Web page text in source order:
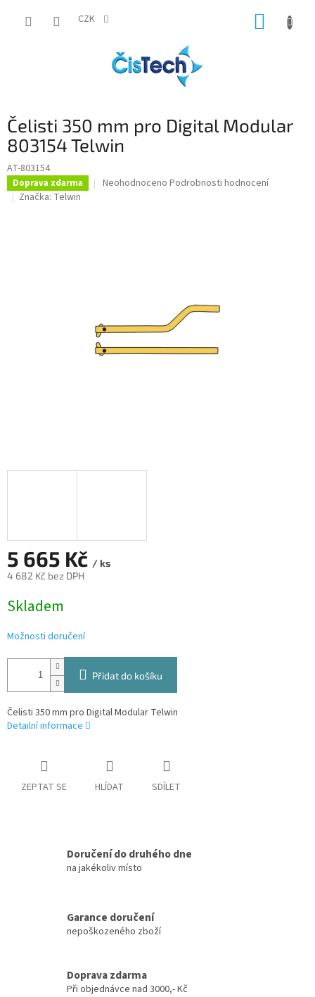
CZK
Čelisti 350 mm pro Digital Modular
803154 Telwin
AT-803154
Doprava zdarma
Průměrné
Neohodnoceno Podrobnosti hodnocení
Značka: Telwin
5 665 Kč / ks
4 682 Kč bez DPH
cena:
Skladem
Možnosti doručení
Přidat do košíku
Čelisti 350 mm pro Digital Modular Telwin
Detailní informace
ZEPTAT SE HLÍDAT SDÍLET
Doručení do druhého dne
na jakékoliv místo
Garance doručení
nepoškozeného zboží
Doprava zdarma
Při objednávce nad 3000,- Kč